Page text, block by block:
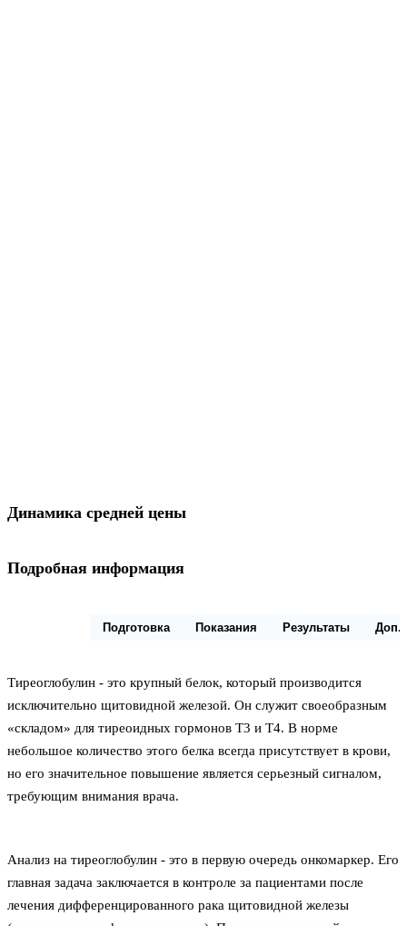
Динамика средней цены
Подробная информация
Подготовка Показания Результаты Доп.
Тиреоглобулин - это крупный белок, который производится
исключительно щитовидной железой. Он служит своеобразным
«складом» для тиреоидных гормонов Т3 и Т4. В норме
небольшое количество этого белка всегда присутствует в крови,
но его значительное повышение является серьезный сигналом,
требующим внимания врача.
Анализ на тиреоглобулин - это в первую очередь онкомаркер. Его
главная задача заключается в контроле за пациентами после
лечения дифференцированного рака щитовидной железы